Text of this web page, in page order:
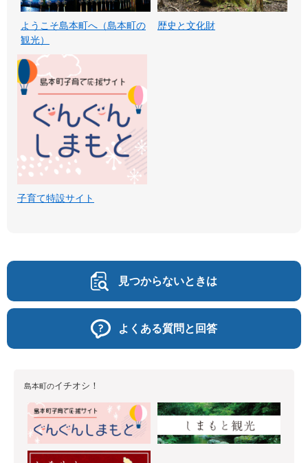
ようこそ島本町へ（島本町の
観光）
歴史と文化財
子育て特設サイト
見つからないときは
よくある質問と回答
島本町のイチオシ！